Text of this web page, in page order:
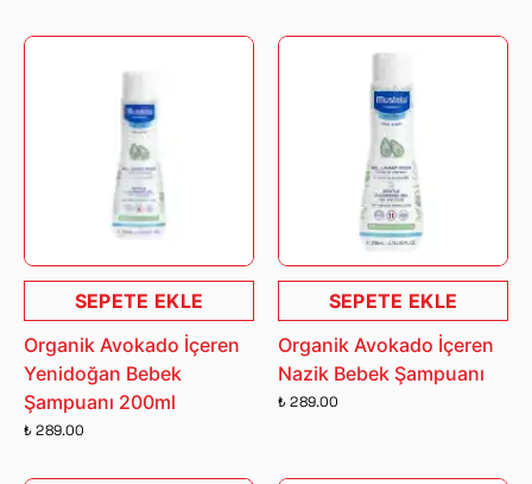
SEPETE EKLE
Organik Avokado İçeren
Yenidoğan Bebek
Şampuanı 200ml
₺ 289.00
SEPETE EKLE
Organik Avokado İçeren
Nazik Bebek Şampuanı
₺ 289.00